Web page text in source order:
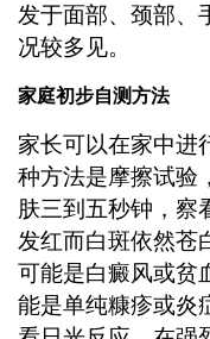
发于面部、颈部、
况较多见。
家庭初步自测方法
家长可以在家中进
种方法是摩擦试验
肤三到五秒钟，察
发红而白斑依然苍
可能是白癜风或贫
能是单纯糠疹或炎